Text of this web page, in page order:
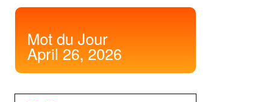
Motdu Jour
April 26, 2026